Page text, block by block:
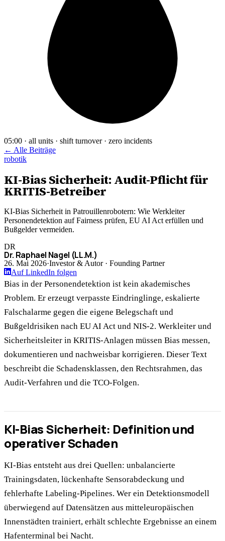
05:00 · all units · shift turnover · zero incidents
← Alle Beiträge
robotik
KI-Bias Sicherheit: Audit-Pflicht für
KRITIS-Betreiber
KI-Bias Sicherheit in Patrouillenrobotern: Wie Werkleiter
Personendetektion auf Fairness prüfen, EU AI Act erfüllen und
Bußgelder vermeiden.
DR
Dr. Raphael Nagel (LL.M.)
26. Mai 2026·Investor & Autor · Founding Partner
Auf LinkedIn folgen
Bias in der Personendetektion ist kein akademisches
Problem. Er erzeugt verpasste Eindringlinge, eskalierte
Falschalarme gegen die eigene Belegschaft und
Bußgeldrisiken nach EU AI Act und NIS-2. Werkleiter und
Sicherheitsleiter in KRITIS-Anlagen müssen Bias messen,
dokumentieren und nachweisbar korrigieren. Dieser Text
beschreibt die Schadensklassen, den Rechtsrahmen, das
Audit-Verfahren und die TCO-Folgen.
KI-Bias Sicherheit: Definition und
operativer Schaden
KI-Bias entsteht aus drei Quellen: unbalancierte
Trainingsdaten, lückenhafte Sensorabdeckung und
fehlerhafte Labeling-Pipelines. Wer ein Detektionsmodell
überwiegend auf Datensätzen aus mitteleuropäischen
Innenstädten trainiert, erhält schlechte Ergebnisse an einem
Hafenterminal bei Nacht.